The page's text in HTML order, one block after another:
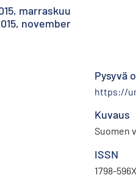
marraskuu
november
Pysyvä
https://
Kuvaus
Suomen
ISSN
1798-596X